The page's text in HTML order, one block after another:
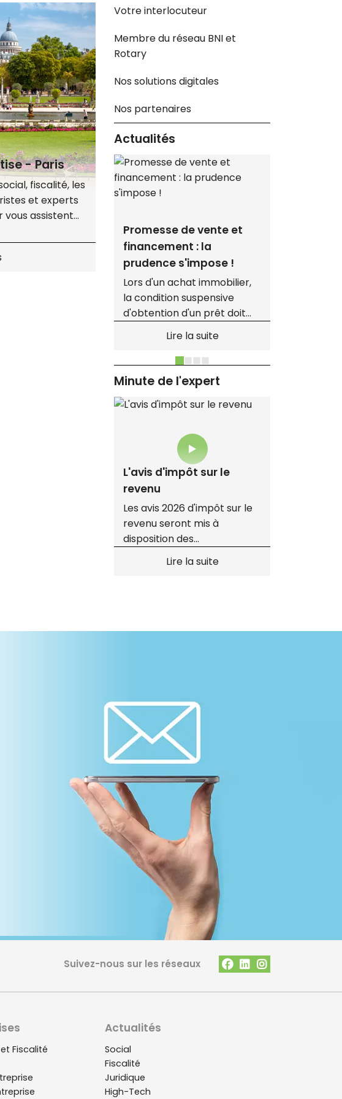
- Paris
fiscalité, les
et experts
assistent
Votre interlocuteur
Membre du réseau BNI et
Rotary
Nos solutions digitales
Nos partenaires
Actualités
de
étrangers
Promesse de vente et
financement : la
prudence s'impose !
Lors d'un achat immobilier,
la condition suspensive
d'obtention d'un prêt doit
être respectée à la lettre.
Ainsi, un acquéreur a été
sanctionné en justice pour
avoir demandé à sa banque
un taux inférieur à celui
mentionné dans la
la transaction.
Lire la suite
Minute de l'expert
L'avis d'impôt sur le
revenu
Les avis 2026 d'impôt sur le
revenu seront mis à
disposition des
contribuables au cours de
Lire la suite
Suivez-nous sur les réseaux
Bureau de Les Mureaux
78130 Les Mureaux
Ouvrir la carte
Fiscalité
Actualités
Social
Fiscalité
Juridique
High-Tech